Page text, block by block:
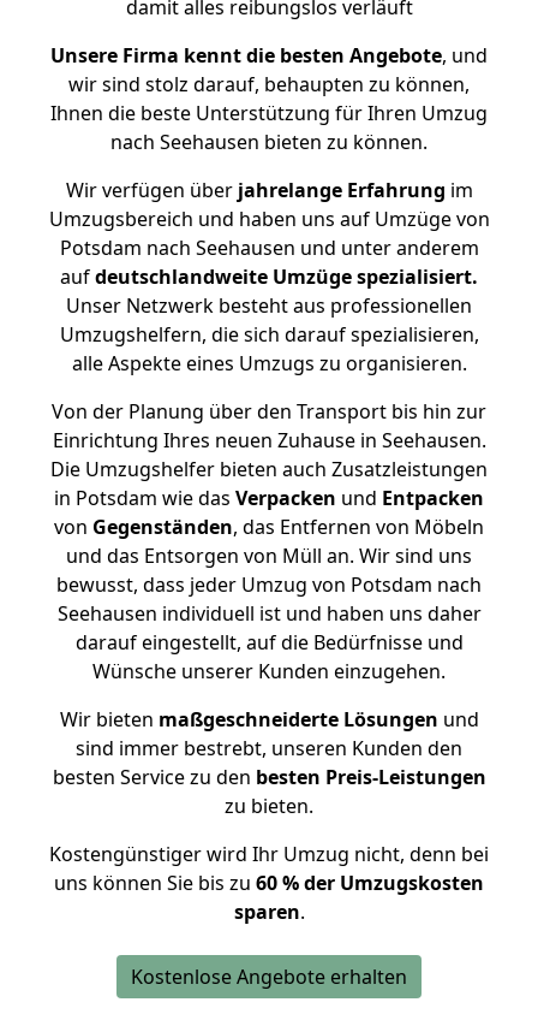
damit alles reibungslos verläuft
Unsere Firma kennt die besten Angebote, und
wir sind stolz darauf, behaupten zu können,
Ihnen die beste Unterstützung für Ihren Umzug
nach Seehausen bieten zu können.
Wir verfügen überjahrelange Erfahrung im
Umzugsbereich und haben uns auf Umzüge von
Potsdam nach Seehausen und unter anderem
aufdeutschlandweite Umzüge spezialisiert.
Unser Netzwerk besteht aus professionellen
Umzugshelfern, die sich darauf spezialisieren,
alle Aspekte eines Umzugs zu organisieren.
Von der Planung über den Transport bis hin zur
Einrichtung Ihres neuen Zuhause in Seehausen.
Die Umzugshelfer bieten auch Zusatzleistungen
in Potsdam wie das Verpacken und Entpacken
von Gegenständen, das Entfernen von Möbeln
und das Entsorgen von Müll an. Wir sind uns
bewusst, dass jeder Umzug von Potsdam nach
Seehausen individuell ist und haben uns daher
darauf eingestellt, auf die Bedürfnisse und
Wünsche unserer Kunden einzugehen.
Wir bieten maßgeschneiderte Lösungen und
sind immer bestrebt, unseren Kunden den
besten Service zu den besten Preis-Leistungen
zu bieten.
Kostengünstiger wird Ihr Umzug nicht, denn bei
uns können Sie bis zu 60 % der Umzugskosten
sparen.
Kostenlose Angebote erhalten